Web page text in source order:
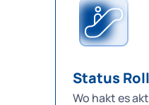
Status
Wo hakt es